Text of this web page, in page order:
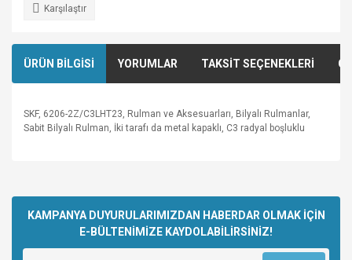
Karşılaştır
ÜRÜN BİLGİSİ YORUMLAR TAKSİT SEÇENEKLERİ
SKF, 6206-2Z/C3LHT23, Rulman ve Aksesuarları, Bilyalı Rulmanlar,
Sabit Bilyalı Rulman, İki tarafı da metal kapaklı, C3 radyal boşluklu
Yorum Yaz
kullanarak tarafımıza iletebilirsiniz.
Görüş ve önerileriniz için teşekkür ederiz.
Ürün resmi kalitesiz, bozuk veya görüntülenemiyor.
KAMPANYA DUYURULARIMIZDAN HABERDAR OLMAK İÇİN
E-BÜLTENİMİZE KAYDOLABİLİRSİNİZ!